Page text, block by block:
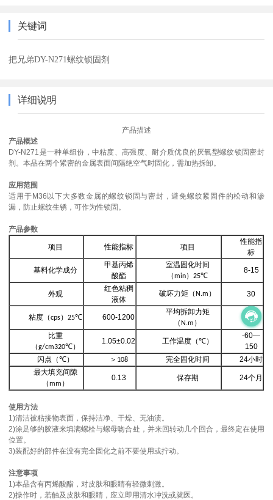
关键词
把兄弟DY-N271螺纹锁固剂
详细说明
产品描述
产品概述
DY-N271是一种单组份，中粘度、高强度、耐介质优良的厌氧型螺纹锁固密封
剂。本品在两个紧密的金属表面间隔绝空气时固化，需加热拆卸。
应用范围
适用于M36以下大多数金属的螺纹锁固与密封，避免螺纹紧固件的松动和渗
漏，防止螺纹生锈，可作为性锁固。
产品参数
项目 性能指标 项目
性能指
标
基料化学成分
甲基丙烯
酸酯
室温固化时间
（min）25℃
8-15
外观
红色粘稠
液体
破坏力矩（N.m ） 30
粘度（cps） 25℃ 600-1200
平均拆卸力矩
（N.m ）
25
比重
（g/cm320℃）
1.05±0.02 工作温度（℃）
-60—
150
闪点（℃） ＞ 108 完全固化时间 24小时
最大填充间隙
（mm ）
0.13 保存期 24个月
使用方法
1)清洁被粘接物表面，保持洁净、干燥、无油渍。
2)涂足够的胶液来填满螺栓与螺母吻合处，并来回转动几个回合，最终定在使用
位置。
3)装配好的部件在没有完全固化之前不要使用或拧动。
注意事项
1)本品含有丙烯酸酯，对皮肤和眼睛有轻微刺激。
2)操作时，若触及皮肤和眼睛，应立即用清水冲洗或就医。